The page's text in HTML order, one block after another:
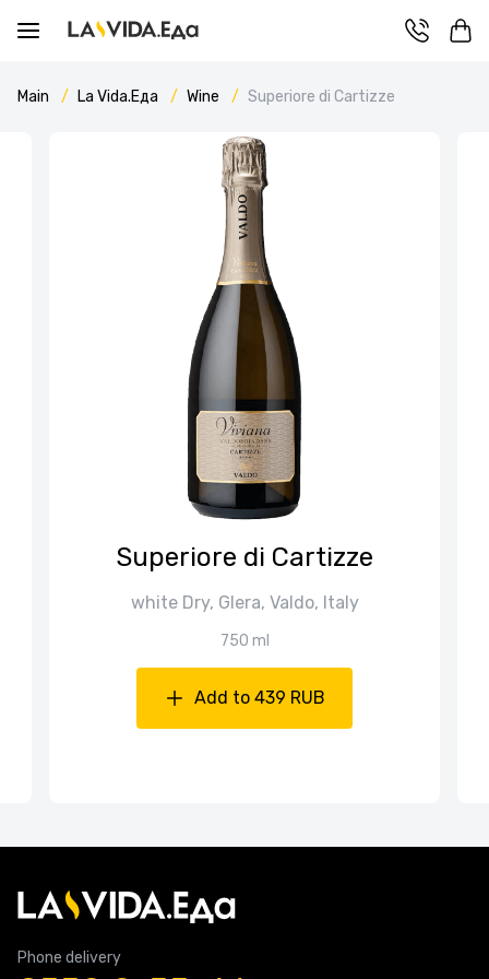
Main La Vida.Еда Wine Superiore di Cartizze
Superiore di Cartizze
white Dry, Glera, Valdo, Italy
750 ml
Add to 439 RUB
Phone delivery